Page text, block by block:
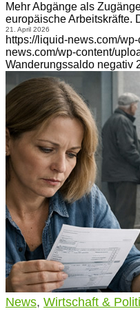
Mehr Abgänge als
europäische Arbeitskräfte.
21. April 2026
https://liquid-news.com/
news.com/wp-content/
Wanderungssaldo negativ
News, Wirtschaft &